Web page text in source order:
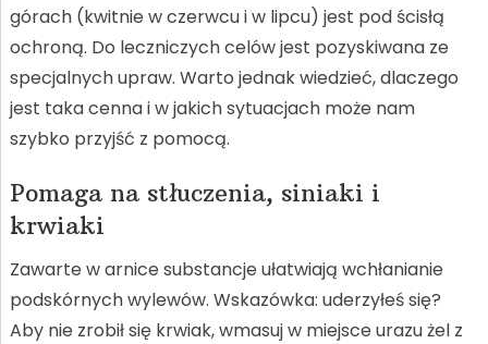
górach (kwitnie w czerwcu i w lipcu) jest pod ścisłą
ochroną. Do leczniczych celów jest pozyskiwana ze
specjalnych upraw. Warto jednak wiedzieć, dlaczego
jest taka cenna i w jakich sytuacjach może nam
szybko przyjść z pomocą.
Pomaga na stłuczenia, siniaki i
krwiaki
Zawarte w arnice substancje ułatwiają wchłanianie
podskórnych wylewów. Wskazówka: uderzyłeś się?
Aby nie zrobił się krwiak, wmasuj w miejsce urazu żel z